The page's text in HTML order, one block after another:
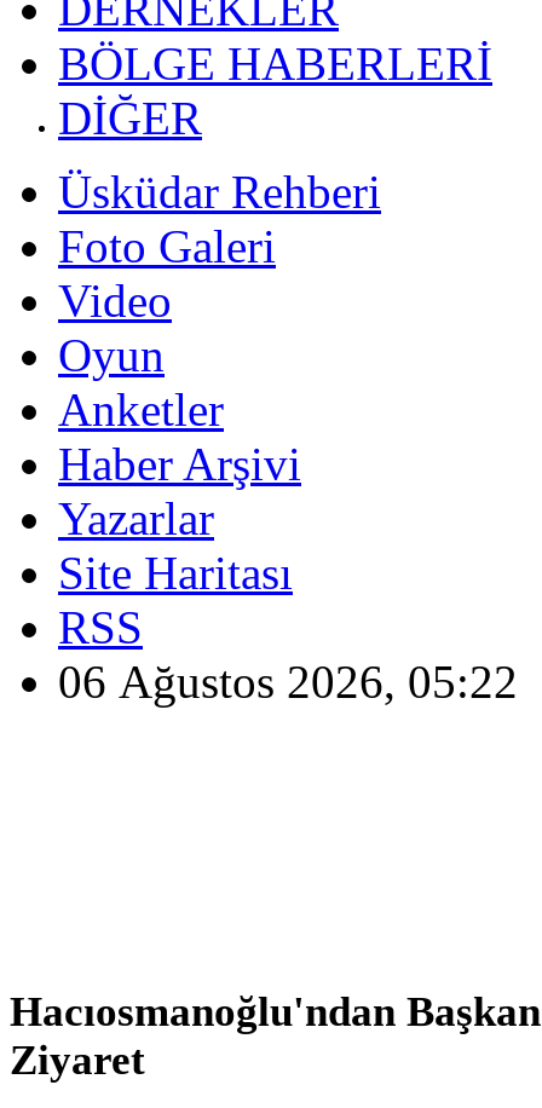
BÖLGE HABERLERİ
DİĞER
Üsküdar Rehberi
Foto Galeri
Video
Oyun
Anketler
Haber Arşivi
Yazarlar
Site Haritası
RSS
06 Ağustos 2026, 05:22
Hacıosmanoğlu'ndan
Ziyaret